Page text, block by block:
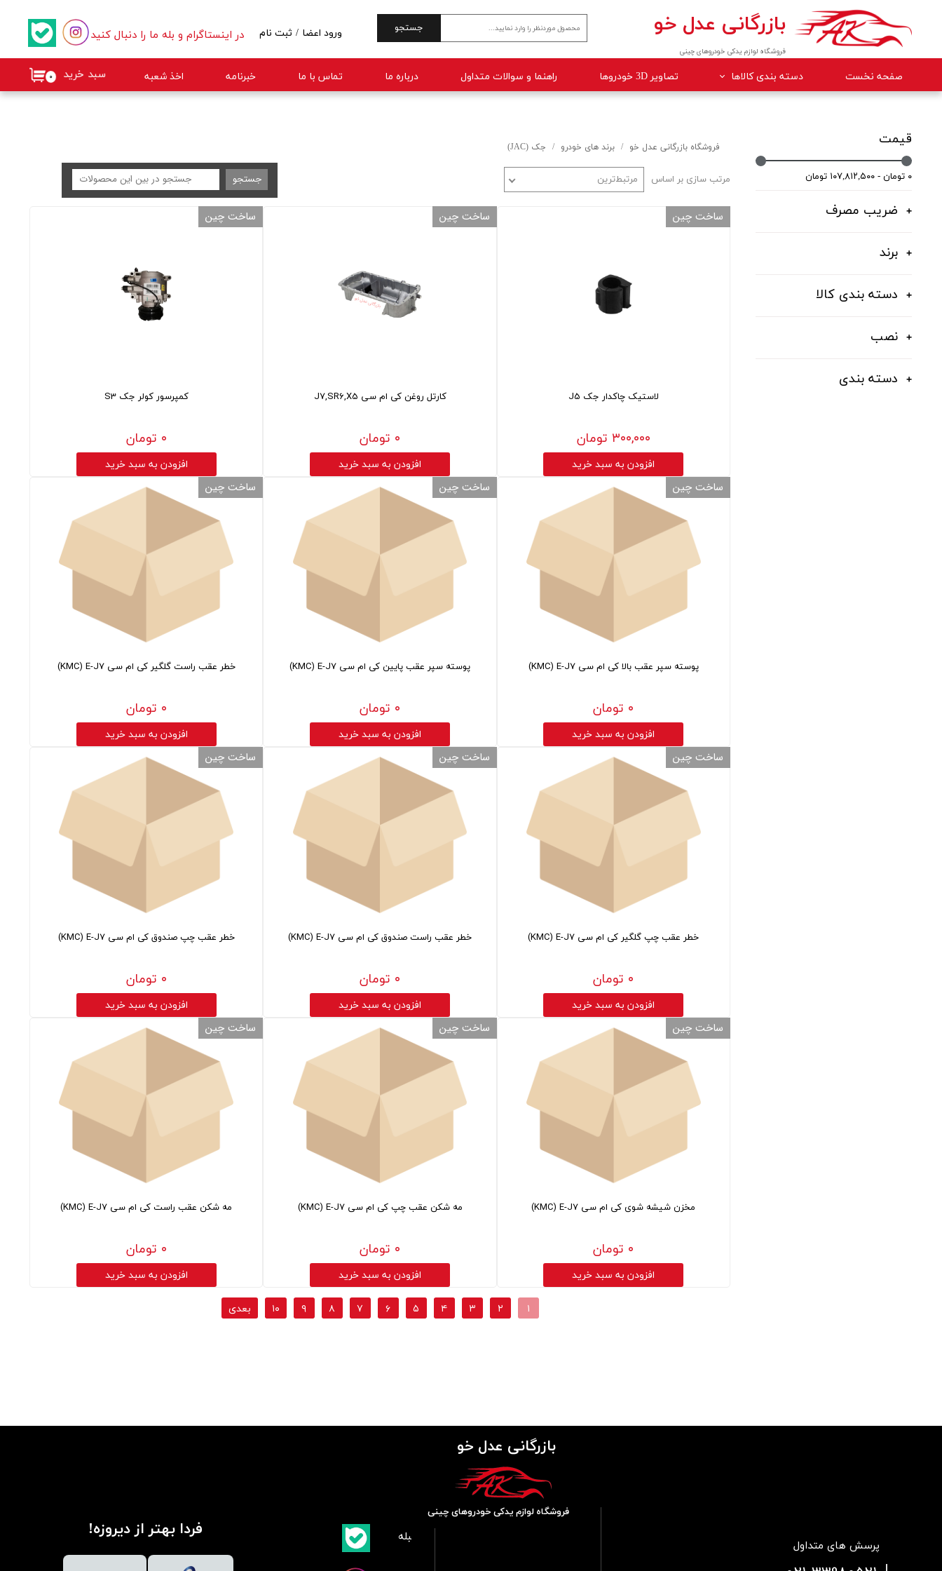
فروشگاه لوازم یدکی خودروهای چینی
بازرگانی عدل خو جستجو
صفحه نخست دسته بندی کالاها
جلوبندی
تصاویر 3D خودروها راهنما و سوالات متداول درباره ما تماس با ما خبرنامه اخذ شعبه ۰ سبد خرید
در اینستاگرام و بله ما را دنبال کنید ورود اعضا / ثبت نام
تغییر گذر واژه
فروشگاه بازرگانی عدل خو برند های خودرو جک (JAC)
مرتب سازی بر اساس مرتبط‌ترین
لاستیک چاکدار جک J5
۳۰۰,۰۰۰ تومان
افزودن به سبد خرید
ساخت چین
کارتل روغن کی ام سی J7,SR6,X5
۰ تومان
افزودن به سبد خرید
ساخت چین
کمپرسور کولر جک S3
۰ تومان
افزودن به سبد خرید
ساخت چین
پوسته سپر عقب بالا کی ام سی KMC) E-J7)
۰ تومان
افزودن به سبد خرید
ساخت چین
پوسته سپر عقب پایین کی ام سی KMC) E-J7)
۰ تومان
افزودن به سبد خرید
ساخت چین
خطر عقب راست گلگیر کی ام سی KMC) E-J7)
۰ تومان
افزودن به سبد خرید
ساخت چین
خطر عقب چپ گلگیر کی ام سی KMC) E-J7)
۰ تومان
افزودن به سبد خرید
ساخت چین
خطر عقب راست صندوق کی ام سی KMC) E-J7)
۰ تومان
افزودن به سبد خرید
ساخت چین
خطر عقب چپ صندوق کی ام سی KMC) E-J7)
۰ تومان
افزودن به سبد خرید
ساخت چین
مخزن شیشه شوی کی ام سی KMC) E-J7)
۰ تومان
افزودن به سبد خرید
ساخت چین
مه شکن عقب چپ کی ام سی KMC) E-J7)
۰ تومان
افزودن به سبد خرید
ساخت چین
مه شکن عقب راست کی ام سی KMC) E-J7)
۰ تومان
افزودن به سبد خرید
ساخت چین
۱ ۲ ۳ ۴ ۵ ۶ ۷ ۸ ۹ ۱۰ بعدی
جستجو
قیمت
۰ تومان - ۱۰۷,۸۱۲,۵۰۰ تومان
ضریب مصرف
برند
دسته بندی کالا
نصب
دسته بندی
پرسش های متداول
بازرگانی عدل خو
فردا بهتر از دیروزه!
فروشگاه لوازم یدکی خودروهای چینی
​بلبله​​​​​​​بله